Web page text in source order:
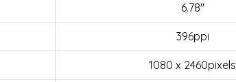
6.78"
396ppi
1080 x 2460pixels